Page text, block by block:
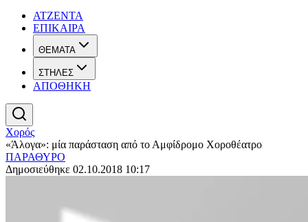
ΑΤΖΕΝΤΑ
ΕΠΙΚΑΙΡΑ
ΘΕΜΑΤΑ
ΣΤΗΛΕΣ
ΑΠΟΘΗΚΗ
Χορός
«Άλογα»: μία παράσταση από το Αμφίδρομο Χοροθέατρο
ΠΑΡΑΘΥΡΟ
Δημοσιεύθηκε 02.10.2018 10:17